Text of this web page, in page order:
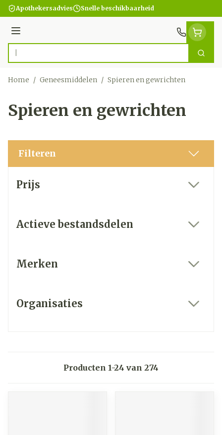
Ga naar de inhoud
Apothekersadvies Snelle beschikbaarheid
Menu
Product, merk, categorie... Zoek
Home / Geneesmiddelen / Spieren en gewrichten
Spieren en gewrichten
Filteren
Prijs
Actieve bestandsdelen
Merken
Organisaties
Producten 1-24 van 274